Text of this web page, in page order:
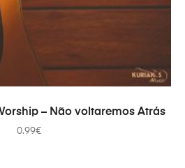
ADD TO CART– Não voltaremos Atrás
0.99€